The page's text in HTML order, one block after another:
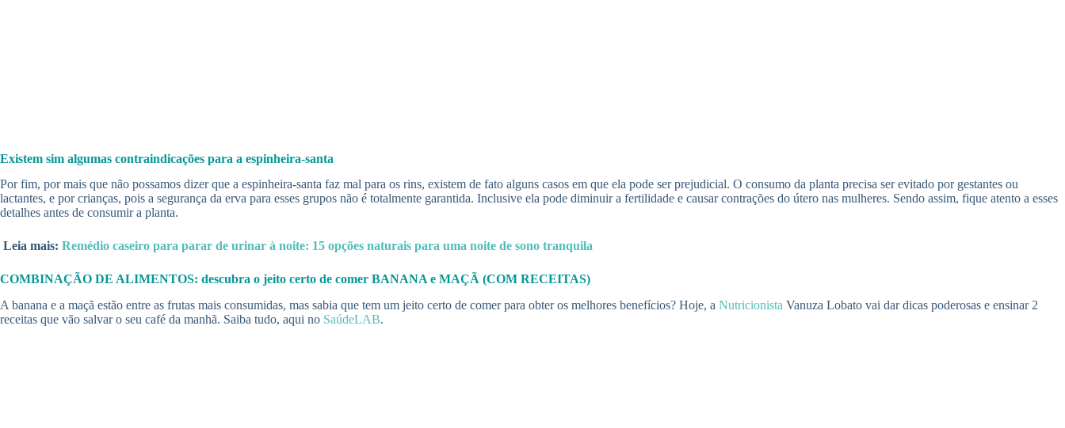
Existem sim algumas contraindicações para a espinheira-santa
Por fim, por mais que não possamos dizer que a espinheira-santa faz mal para os rins, existem de fato alguns casos em que ela pode ser prejudicial. O consumo da planta precisa ser evitado por gestantes ou
lactantes, e por crianças, pois a segurança da erva para esses grupos não é totalmente garantida. Inclusive ela pode diminuir a fertilidade e causar contrações do útero nas mulheres. Sendo assim, fique atento a esses
detalhes antes de consumir a planta.
Leia mais: Remédio caseiro para parar de urinar à noite: 15 opções naturais para uma noite de sono tranquila
COMBINAÇÃO DE ALIMENTOS: descubra o jeito certo de comer BANANA e MAÇÃ (COM RECEITAS)
A banana e a maçã estão entre as frutas mais consumidas, mas sabia que tem um jeito certo de comer para obter os melhores benefícios? Hoje, a Nutricionista Vanuza Lobato vai dar dicas poderosas e ensinar 2
receitas que vão salvar o seu café da manhã. Saiba tudo, aqui no SaúdeLAB.